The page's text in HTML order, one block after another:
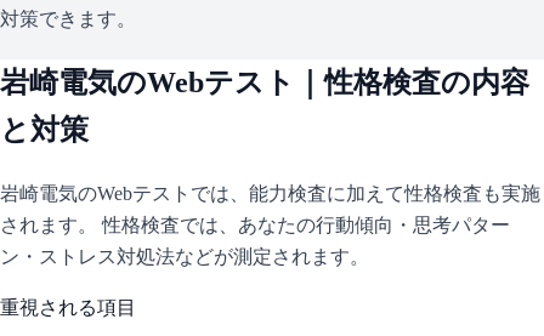
対策できます。
岩崎電気のWebテスト｜性格検査の内容
と対策
岩崎電気のWebテストでは、能力検査に加えて性格検査も実施
されます。 性格検査では、あなたの行動傾向・思考パター
ン・ストレス対処法などが測定されます。
重視される項目